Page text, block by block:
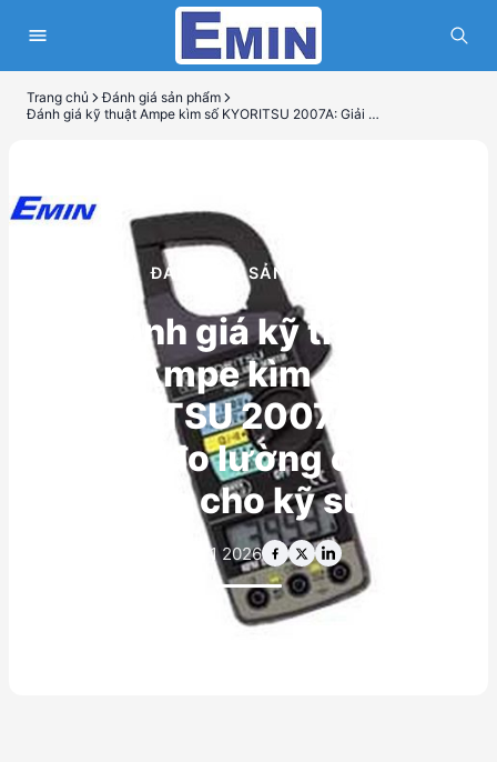
Trang chủ
Đánh giá sản phẩm
Đánh giá kỹ thuật Ampe kìm số KYORITSU 2007A: Giải pháp đo lường chính xác cho kỹ sư
ĐÁNH GIÁ SẢN PHẨM
Đánh giá kỹ thuật
Ampe kìm số
KYORITSU 2007A: Giải
pháp đo lường chính
xác cho kỹ sư
15 thg 1 2026